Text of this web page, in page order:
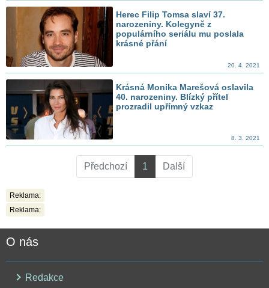
Herec Filip Tomsa slaví 37.
narozeniny. Kolegyně z
populárního seriálu mu poslala
krásné přání
20. 4. 2021
Krásná Monika Marešová oslavila
40. narozeniny. Blízký přítel
prozradil upřímný vzkaz
8. 3. 2021
Předchozí 1 Další
Reklama:
Reklama:
O nás
Redakce